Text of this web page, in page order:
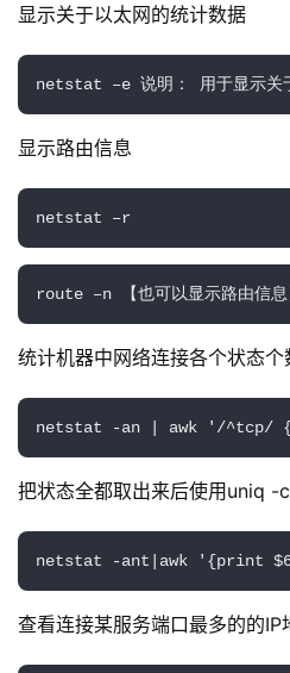
公
社
区
优
速
盾
登录
显示关于以太网的统计数据
netstat –e 说明： 用于显示关于
显示路由信息
netstat –r
route –n 【也可以显示路由信息
统计机器中网络连接各个状态个
netstat -an | awk '/^tcp/
把状态全都取出来后使用uniq -
netstat -ant|awk '{print
查看连接某服务端口最多的的IP